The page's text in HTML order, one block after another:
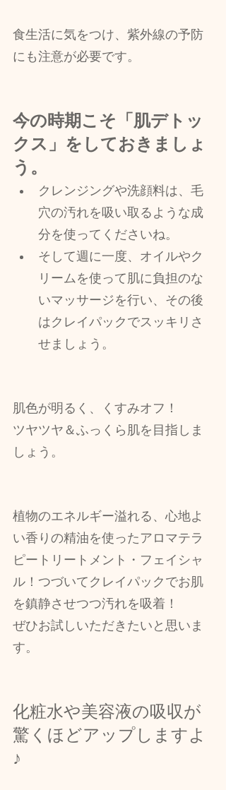
食生活に気をつけ、紫外線の予防
にも注意が必要です。
今の時期こそ「肌デトッ
クス」をしておきましょ
う。
クレンジングや洗顔料は、毛
穴の汚れを吸い取るような成
分を使ってくださいね。
そして週に一度、オイルやク
リームを使って肌に負担のな
いマッサージを行い、その後
はクレイパックでスッキリさ
せましょう。
肌色が明るく、くすみオフ！
ツヤツヤ＆ふっくら肌を目指しま
しょう。
植物のエネルギー溢れる、心地よ
い香りの精油を使ったアロマテラ
ピートリートメント・フェイシャ
ル！つづいてクレイパックでお肌
を鎮静させつつ汚れを吸着！
ぜひお試しいただきたいと思いま
す。
化粧水や美容液の吸収が
驚くほどアップしますよ
♪